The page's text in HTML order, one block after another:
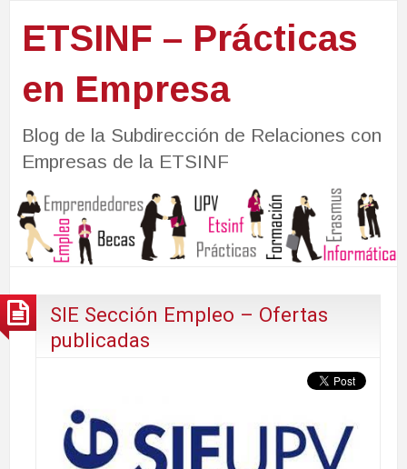
ETSINF – Prácticas
en Empresa
Blog de la Subdirección de Relaciones con
Empresas de la ETSINF
SIE Sección Empleo – Ofertas
publicadas